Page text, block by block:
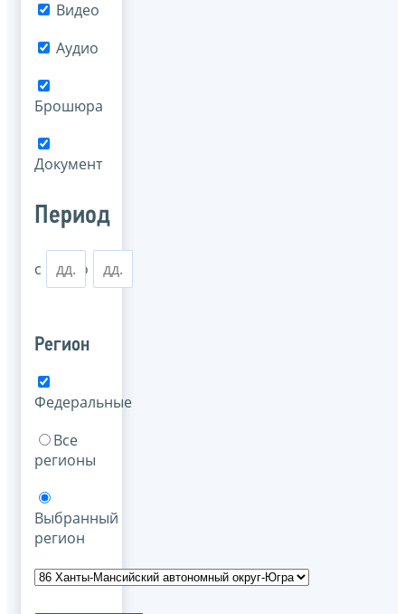
Видео
Аудио
Брошюра
Документ
Период
с по
Регион
Федеральные
Все
регионы
Выбранный
регион